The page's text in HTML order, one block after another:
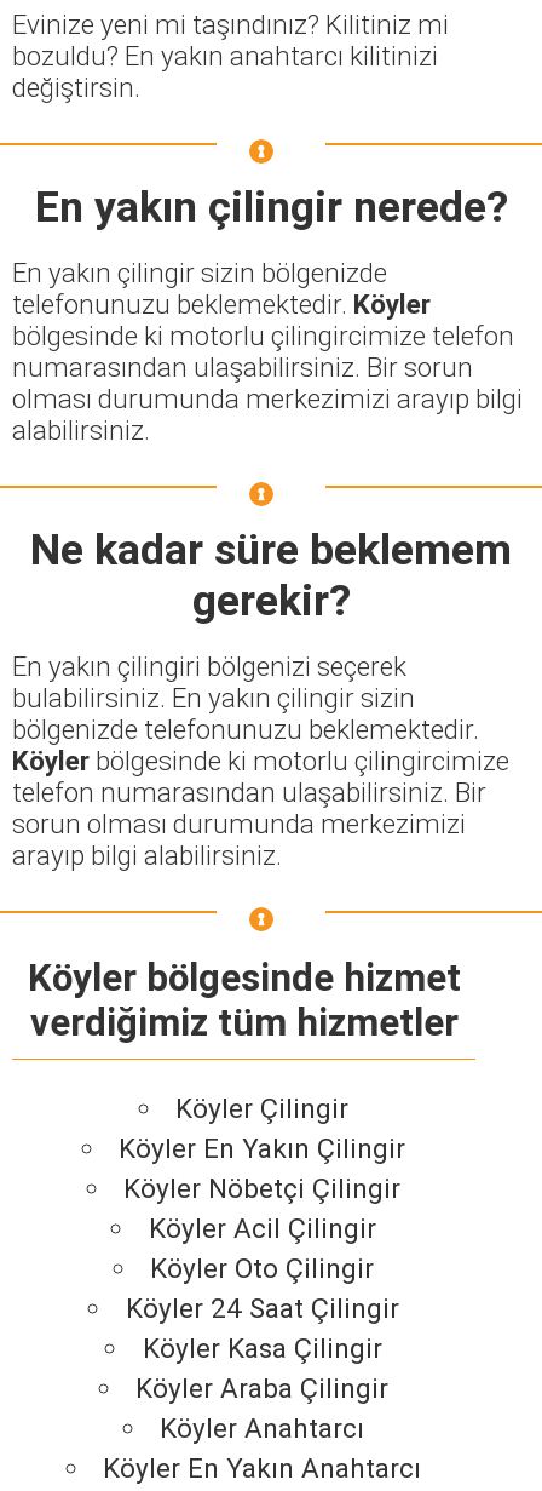
Evinize yeni mi taşındınız? Kilitiniz mi
bozuldu? En yakın anahtarcı kilitinizi
değiştirsin.
En yakın çilingir nerede?
En yakın çilingir sizin bölgenizde
telefonunuzu beklemektedir. Köyler
bölgesinde ki motorlu çilingircimize telefon
numarasından ulaşabilirsiniz. Bir sorun
olması durumunda merkezimizi arayıp bilgi
alabilirsiniz.
Ne kadar süre beklemem
gerekir?
En yakın çilingiri bölgenizi seçerek
bulabilirsiniz. En yakın çilingir sizin
bölgenizde telefonunuzu beklemektedir.
Köyler bölgesinde ki motorlu çilingircimize
telefon numarasından ulaşabilirsiniz. Bir
sorun olması durumunda merkezimizi
arayıp bilgi alabilirsiniz.
Köyler bölgesinde hizmet
verdiğimiz tüm hizmetler
Köyler Çilingir
Köyler En Yakın Çilingir
Köyler Nöbetçi Çilingir
Köyler Acil Çilingir
Köyler Oto Çilingir
Köyler 24 Saat Çilingir
Köyler Kasa Çilingir
Köyler Araba Çilingir
Köyler Anahtarcı
Köyler En Yakın Anahtarcı